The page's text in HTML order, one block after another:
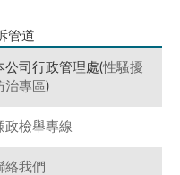
管道
公司行政管理處(性騷擾
治專區 )
政檢舉專線
絡我們